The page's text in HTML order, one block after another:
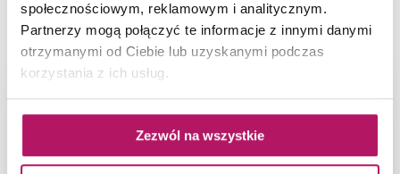
społecznościowym, reklamowym i analitycznym.
Partnerzy mogą połączyć te informacje z innymi danymi
otrzymanymi od Ciebie lub uzyskanymi podczas
korzystania z ich usług.
Zezwól na wszystkie
NAJNOWSZE ARTYKUŁY